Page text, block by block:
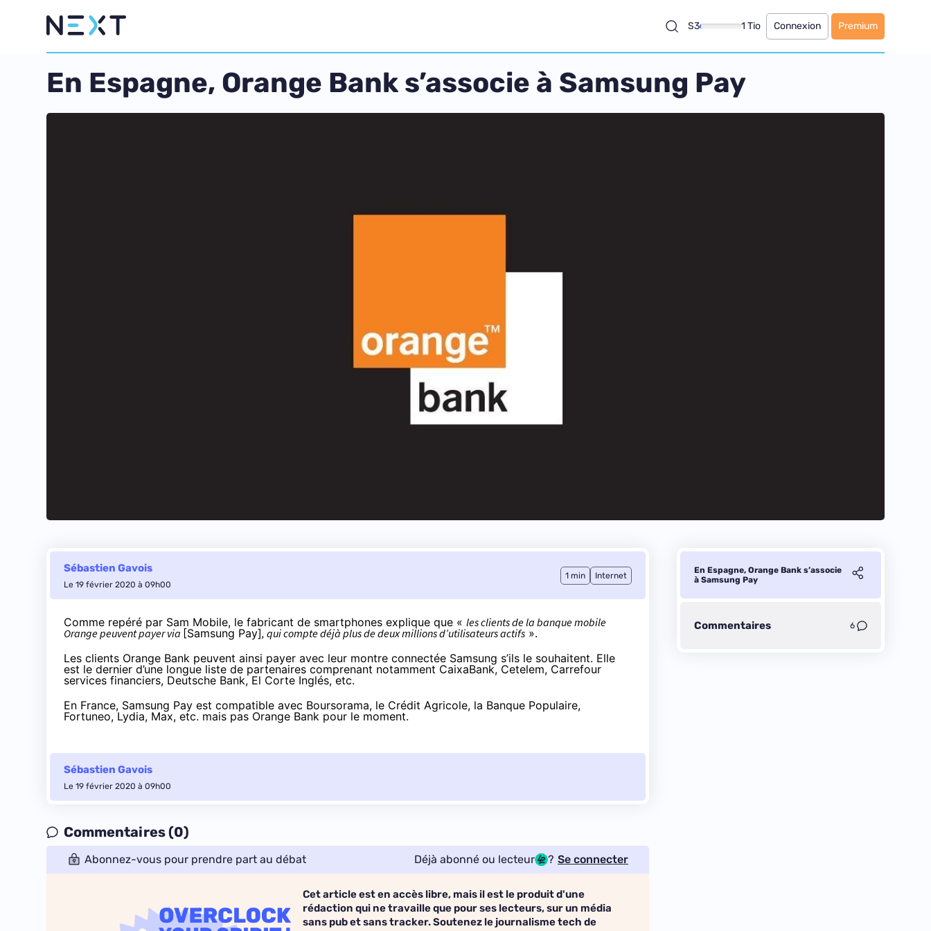
S3 1 Tio Connexion Premium
En Espagne, Orange Bank s’associe à Samsung Pay
Sébastien Gavois
Le 19 février 2020 à 09h00
1 min Internet
Comme repéré par Sam Mobile, le fabricant de smartphones explique que « les clients de la banque mobile
Orange peuvent payer via [Samsung Pay], qui compte déjà plus de deux millions d’utilisateurs actifs ».
Les clients Orange Bank peuvent ainsi payer avec leur montre connectée Samsung s’ils le souhaitent. Elle
est le dernier d’une longue liste de partenaires comprenant notamment CaixaBank, Cetelem, Carrefour
services financiers, Deutsche Bank, El Corte Inglés, etc.
En France, Samsung Pay est compatible avec Boursorama, le Crédit Agricole, la Banque Populaire,
Fortuneo, Lydia, Max, etc. mais pas Orange Bank pour le moment.
Sébastien Gavois
Le 19 février 2020 à 09h00
Commentaires (0)
Abonnez-vous pour prendre part au débat Déjà abonné ou lecteur ? Se connecter
Cet article est en accès libre, mais il est le produit d'une
rédaction qui ne travaille que pour ses lecteurs, sur un média
sans pub et sans tracker. Soutenez le journalisme tech de
En Espagne, Orange Bank s’associe
à Samsung Pay
Commentaires 6